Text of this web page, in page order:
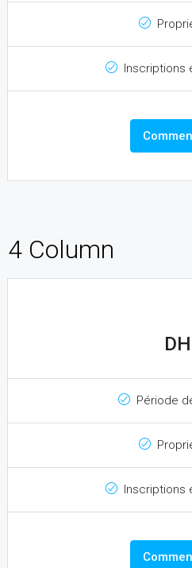
Inscriptions
4 Column
DH
Période
Inscriptions